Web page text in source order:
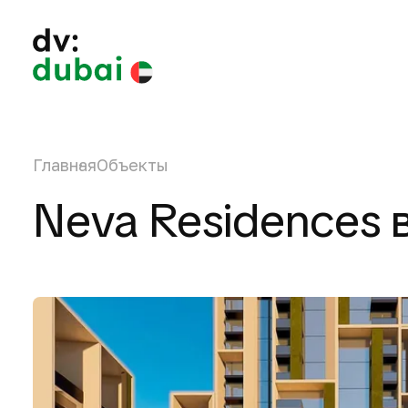
ГлавнаяОбъекты
Neva Residences